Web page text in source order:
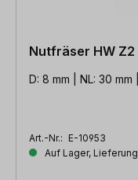
Nutfräser HW Z2
D: 8 mm | NL: 30 mm
Art.-Nr.: E-10953
Auf Lager,